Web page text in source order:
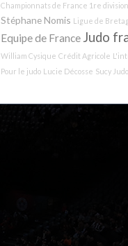
Championnats de France 1re
Stéphane Nomis Ligue de
Equipe de France Judo
William Cysique Crédit Agricole
Pour le judo Lucie Décosse Sucy Judo